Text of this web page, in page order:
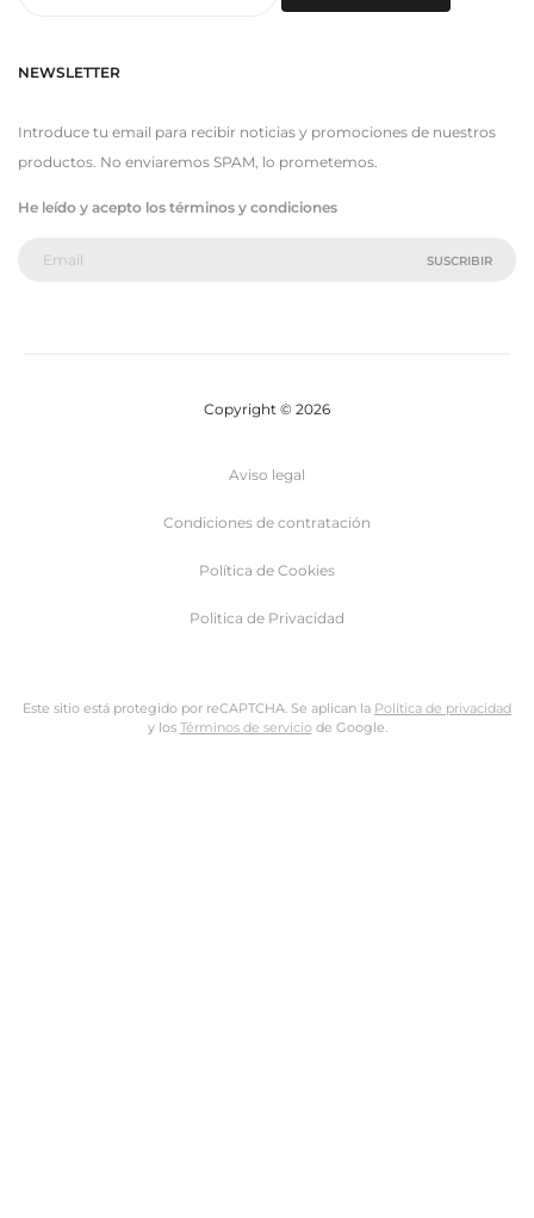
NEWSLETTER
Introduce tu email para recibir noticias y promociones de nuestros
productos. No enviaremos SPAM, lo prometemos.
He leído y acepto los términos y condiciones
Copyright © 2026
Aviso legal
Condiciones de contratación
Política de Cookies
Politica de Privacidad
Este sitio está protegido por reCAPTCHA. Se aplican la Política de privacidad
y los Términos de serviciode Google.